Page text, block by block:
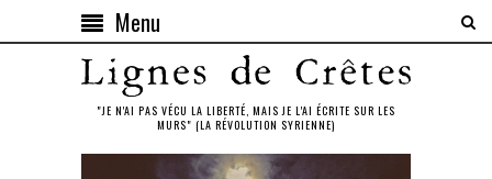
Menu
"JE N'AI PAS VÉCU LA LIBERTÉ, MAIS JE L'AI ÉCRITE SUR LES
MURS" (LA RÉVOLUTION SYRIENNE)